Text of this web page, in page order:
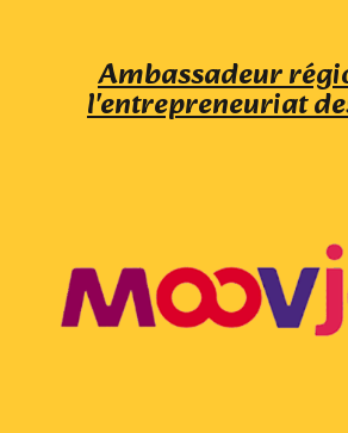
Ambassadeur
l'entrepreneuriat